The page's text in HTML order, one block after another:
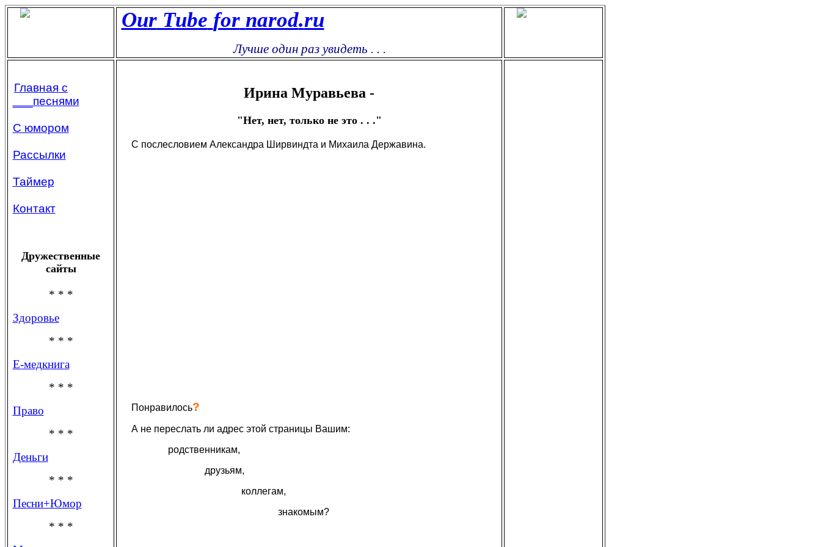
OurТube for narod.ru
Лучше один раз увидеть . . .
Главная с
___песнями
С юмором
Рассылки
Таймер
Контакт
Дружественные
сайты
* * *
Здоровье
* * *
Е-медкнига
* * *
Право
* * *
Деньги
* * *
Песни+Юмор
* * *
Ирина Муравьева -
"Нет, нет, только не это . . ."
С послесловием Александра Ширвиндта и Михаила Державина.
Понравилось?
А не переслать ли адрес этой страницы Вашим:
родственникам,
друзьям,
коллегам,
знакомым?